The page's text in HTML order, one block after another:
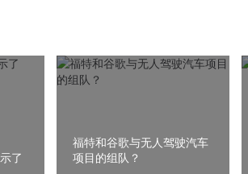
了
福特和谷歌与无人驾驶汽车
项目的组队？